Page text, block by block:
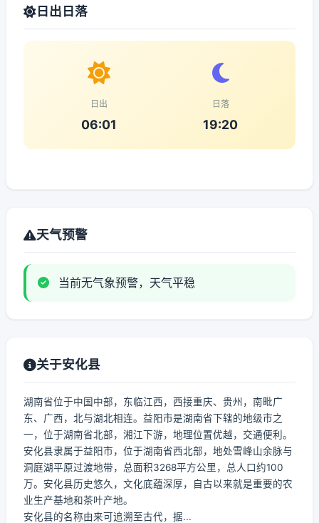
日出日落
日出
06:01
日落
19:20
天气预警
当前无气象预警，天气平稳
关于安化县
湖南省位于中国中部，东临江西，西接重庆、贵州，南毗广
东、广西，北与湖北相连。益阳市是湖南省下辖的地级市之
一，位于湖南省北部，湘江下游，地理位置优越，交通便利。
安化县隶属于益阳市，位于湖南省西北部，地处雪峰山余脉与
洞庭湖平原过渡地带，总面积3268平方公里，总人口约100
万。安化县历史悠久，文化底蕴深厚，自古以来就是重要的农
业生产基地和茶叶产地。
安化县的名称由来可追溯至古代，据...